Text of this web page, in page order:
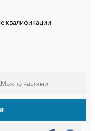
квалификации
Можно частями